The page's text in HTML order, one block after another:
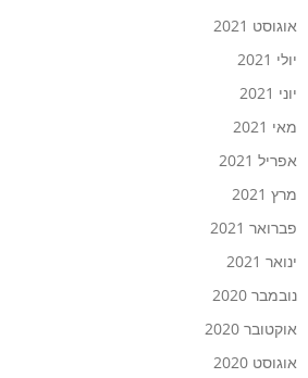
אוגוסט 2021
יולי 2021
יוני 2021
מאי 2021
אפריל 2021
מרץ 2021
פברואר 2021
ינואר 2021
נובמבר 2020
אוקטובר 2020
אוגוסט 2020